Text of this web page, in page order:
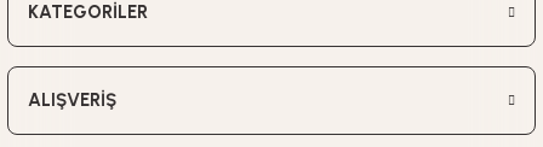
KATEGORİLER
ALIŞVERİŞ